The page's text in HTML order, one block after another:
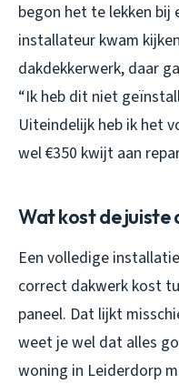
begon het te lekken bij
installateur kwam
dakdekkerwerk, daar
“Ik heb dit niet
Uiteindelijk heb ik het
wel €350 kwijt aan
Wat kost de juiste
Een volledige
correct dakwerk kost
paneel. Dat lijkt
weet je wel dat alles
woning in Leiderdorp